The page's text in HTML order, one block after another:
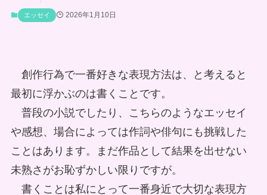
エッセイ 2026年1月10日
創作行為で一番好きな表現方法は、と考えると
最初に浮かぶのは書くことです。
普段の小説でしたり、こちらのようなエッセイ
や感想、場合によっては作詞や俳句にも挑戦した
ことはあります。まだ作品として結果を出せない
未熟さがお恥ずかしい限りですが。
書くことは私にとって一番身近で大切な表現方